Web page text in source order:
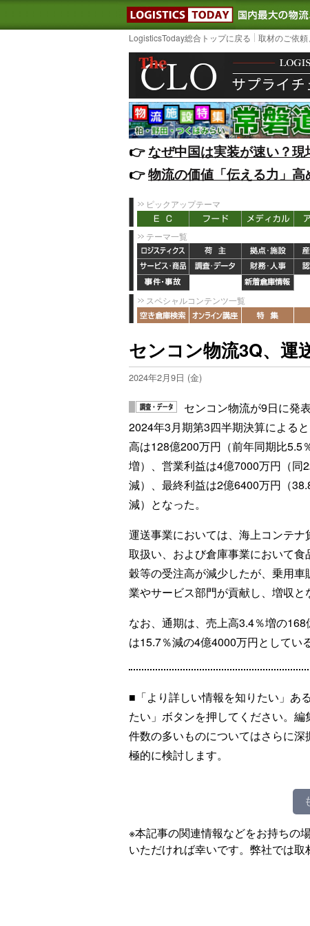
LOGISTICS
LogisticsToday総合トップに戻る 取材のご依
👉️なぜ中国は実装が速い？
👉️物流の価値「伝える力」
ピックアップテーマ
テーマ一覧
スペシャルコンテンツ一覧
センコン物流3Q、運
2024年2月9日 (金)
センコン物流が9日に発
2024年3月期第3四半期決算による
高は128億200万円（前年同期比5.5
増）、営業利益は4億7000万円（同
減）、最終利益は2億6400万円（
減）となった。
運送事業においては、海上コンテナ
取扱い、および倉庫事業において食
穀等の受注高が減少したが、乗用車
業やサービス部門が貢献し、増収と
なお、通期は、売上高3.4％増の
は15.7％減の4億4000万円としている
■「より詳しい情報を知りたい」あ
たい」ボタンを押してください。編
件数の多いものについてはさらに
極的に検討します。
※本記事の関連情報などをお持ちの
いただければ幸いです。弊社では取